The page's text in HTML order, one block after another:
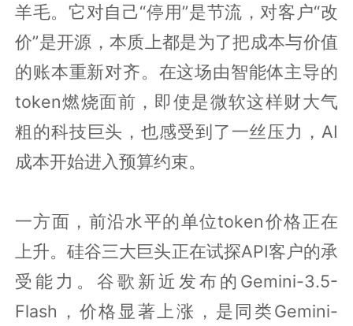
羊毛。它对自己“停用”是节流，对客户“改
价”是开源，本质上都是为了把成本与价值
的账本重新对齐。在这场由智能体主导的
token燃烧面前，即使是微软这样财大气
粗的科技巨头，也感受到了一丝压力，AI
成本开始进入预算约束。
一方面，前沿水平的单位token价格正在
上升。硅谷三大巨头正在试探API客户的承
受能力。谷歌新近发布的Gemini-3.5-
Flash，价格显著上涨，是同类Gemini-